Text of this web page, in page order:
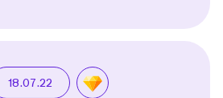
18.07.22